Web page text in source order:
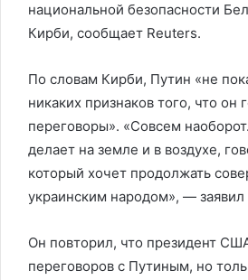
национальной безопасности
Кирби, сообщает Reuters.
По словам Кирби, Путин «не
никаких признаков того, что он
переговоры». «Совсем
делает на земле и в воздухе,
который хочет продолжать
украинским народом», —
Он повторил, что президент
переговоров с Путиным, но